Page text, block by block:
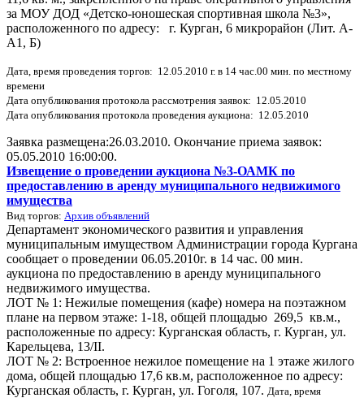
за МОУ ДОД «Детско-юношеская спортивная школа №3»,
расположенного по адресу:
г. Курган, 6 микрорайон (Лит. А-
А1, Б)
Дата, время проведения торгов: 12.05.2010 г. в 14 час.00 мин. по местному
времени
Дата опубликования протокола рассмотрения заявок: 12.05.2010
Дата опубликования протокола проведения аукциона: 12.05.2010
Заявка размещена:26.03.2010. Окончание приема заявок:
05.05.2010 16:00:00.
Извещение о проведении аукциона №3-ОАМК по
предоставлению в аренду муниципального недвижимого
имущества
Вид торгов: Архив объявлений
Департамент экономического развития и управления
муниципальным имуществом Администрации города Кургана
сообщает о проведении 06.05.2010г. в 14 час. 00 мин.
аукциона по предоставлению в аренду муниципального
недвижимого имущества.
ЛОТ № 1: Нежилые помещения (кафе) номера на поэтажном
плане на первом этаже: 1-18, общей площадью 269,5 кв.м.,
расположенные по адресу: Курганская область, г. Курган, ул.
Карельцева, 13/II.
ЛОТ № 2: Встроенное нежилое помещение на 1 этаже жилого
дома, общей площадью 17,6 кв.м, расположенное по адресу:
Курганская область, г. Курган, ул. Гоголя, 107. Дата, время